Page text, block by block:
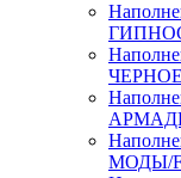
МОДЫ/